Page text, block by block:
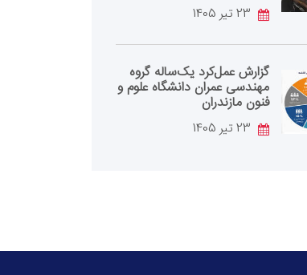
گزارش عمل‌کرد یک‌ساله گروه
مهندسی عمران دانشگاه علوم و
فنون مازندران